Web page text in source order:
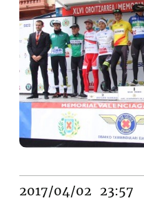
2017/04/02 23:57